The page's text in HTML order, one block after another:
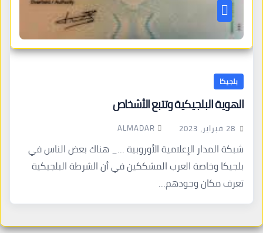
بلجيكا
الهوية البلجيكية وتتبع الأشخاص
28 فبراير، 2023 ALMADAR
شبكة المدار الإعلامية الأوروبية …_ هناك بعض الناس في
بلجيكا وخاصة العرب المشككين في أن الشرطة البلجيكية
تعرف مكان وجودهم…